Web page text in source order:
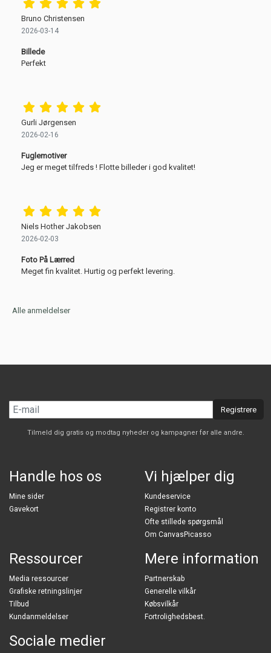
Bruno Christensen
2026-03-14
Billede
Perfekt
Gurli Jørgensen
2026-02-16
Fuglemotiver
Jeg er meget tilfreds ! Flotte billeder i god kvalitet!
Niels Hother Jakobsen
2026-02-03
Foto På Lærred
Meget fin kvalitet. Hurtig og perfekt levering.
Alle anmeldelser
Registrere
Tilmeld dig gratis og modtag nyheder og kampagner før alle andre.
Handle hos os
Mine sider
Gavekort
Vi hjælper dig
Kundeservice
Registrer konto
Ofte stillede spørgsmål
Om CanvasPicasso
Ressourcer
Media ressourcer
Grafiske retningslinjer
Tilbud
Kundanmeldelser
Mere information
Partnerskab
Generelle vilkår
Købsvilkår
Fortrolighedsbest.
Sociale medier